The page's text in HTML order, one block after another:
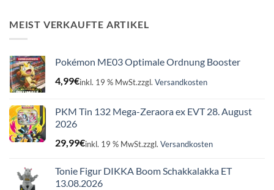
16,99€15,75€.
MEIST VERKAUFTE ARTIKEL
Pokémon ME03 Optimale Ordnung Booster
4,99€inkl. 19 % MwSt.zzgl. Versandkosten
PKM Tin 132 Mega-Zeraora ex EVT 28. August
2026
29,99€inkl. 19 % MwSt.zzgl. Versandkosten
Tonie Figur DIKKA Boom Schakkalakka ET
13.08.2026